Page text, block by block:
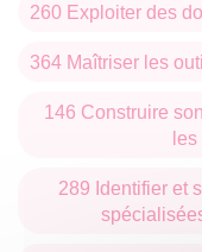
260 Exploiter des
364 Maîtriser les
146 Construire
les
289 Identifier et